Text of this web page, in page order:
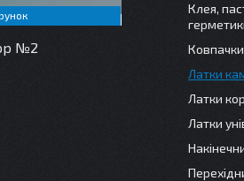
№2
Клея,
Латки
Латки
Латки